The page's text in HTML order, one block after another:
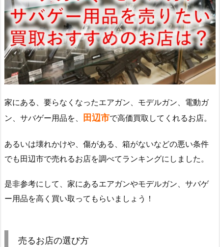
家にある、要らなくなったエアガン、モデルガン、電動ガ
ン、サバゲー用品を、
田辺市で高価買取してくれるお店。
あるいは壊れかけや、傷がある、箱がないなどの悪い条件
でも田辺市で売れるお店を調べてランキングにしました。
是非参考にして、家にあるエアガンやモデルガン、サバゲ
ー用品を高く買い取ってもらいましょう！
売るお店の選び方